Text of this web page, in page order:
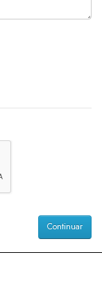
Continuar